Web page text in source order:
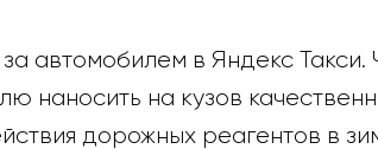
автомобилем в Яндекс Такси.
наносить на кузов
дорожных реагентов в